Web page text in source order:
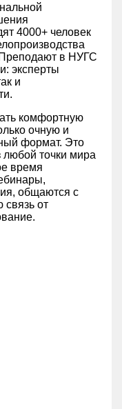
4000+ человек
в НУГС
эксперты
и
комфортную
очную и
формат. Это
любой точки мира
время
общаются с
связь от